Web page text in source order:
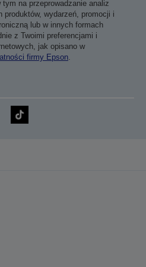
na przeprowadzanie analiz
wydarzeń, promocji i
lub w innych formach
z Twoimi preferencjami i
jak opisano w
firmy Epson.